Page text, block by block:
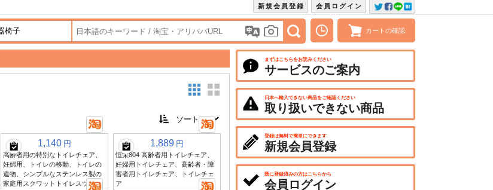
会員ログイン
新規会員登録
カートの確認
1,140 円
高齢者用の特別なトイレチェア、
妊婦用、トイレの移動、トイレの
遺物、シンプルなステンレス製の
家庭用スクワットトイレスツール
1,889 円
恒栄804 高齢者用トイレチェア、
妊婦用トイレチェア、高齢者・障
害者用トイレチェア、トイレチェ
ア
まずはこちらをお読みください
サービスのご案内
日本へ輸入できない商品をご確認ください
取り扱いできない商品
登録は無料で簡単にできます
新規会員登録
既に登録済みの方はこちらから
会員ログイン